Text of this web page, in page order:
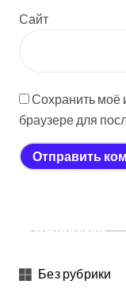
Сайт
Сохранить моё
браузере для
Рубрики
Без рубрики